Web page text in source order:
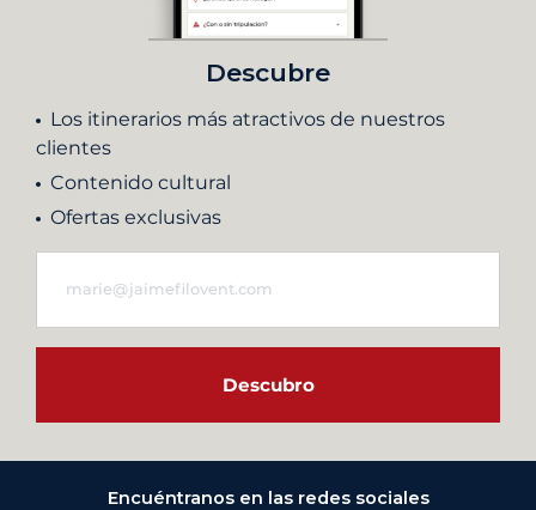
Descubre
Los itinerarios más atractivos de nuestros
clientes
Contenido cultural
Ofertas exclusivas
Descubro
Encuéntranos en las redes sociales